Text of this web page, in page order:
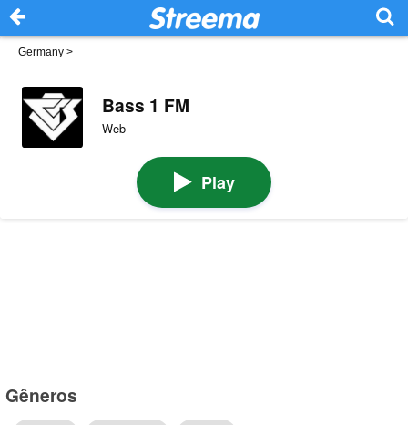
Germany >
Bass 1 FM
Web
Play
Gêneros